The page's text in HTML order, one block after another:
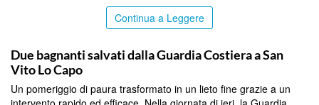
Continua a Leggere
Due bagnanti salvati dalla Guardia Costiera a San
Vito Lo Capo
Un pomeriggio di paura trasformato in un lieto fine grazie a un